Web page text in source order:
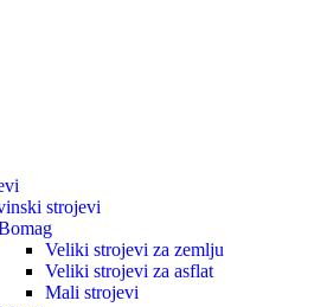
strojevi
Veliki strojevi za zemlju
Veliki strojevi za asflat
Mali strojevi